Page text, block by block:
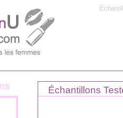
Échantillons